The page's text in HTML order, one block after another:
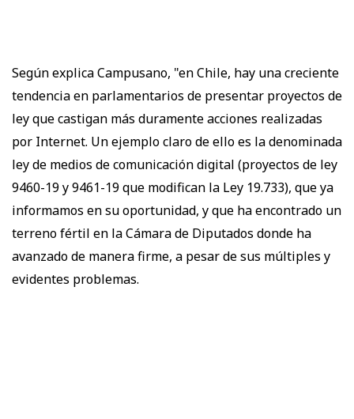
Según explica Campusano, "en Chile, hay una creciente
tendencia en parlamentarios de presentar proyectos de
ley que castigan más duramente acciones realizadas
por Internet. Un ejemplo claro de ello es la denominada
ley de medios de comunicación digital (proyectos de ley
9460-19 y 9461-19 que modifican la Ley 19.733), que ya
informamos en su oportunidad, y que ha encontrado un
terreno fértil en la Cámara de Diputados donde ha
avanzado de manera firme, a pesar de sus múltiples y
evidentes problemas.